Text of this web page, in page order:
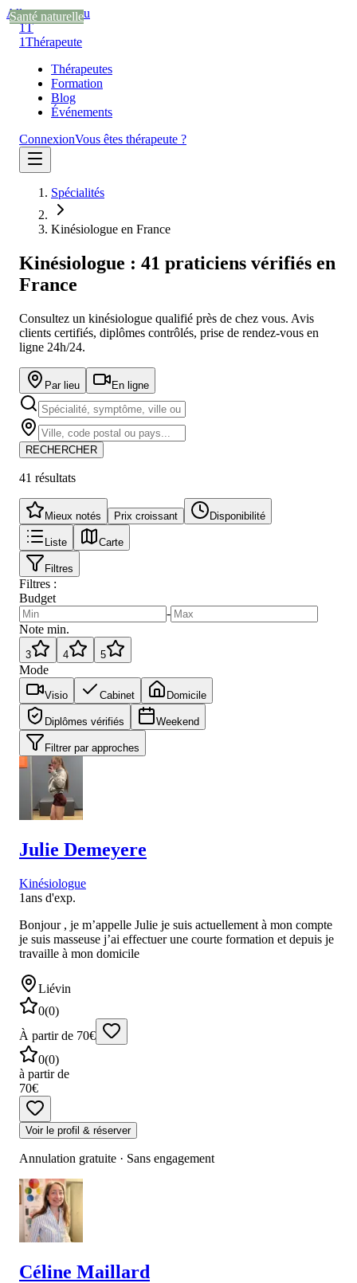
Aller au contenu
1T
1Thérapeute
Thérapeutes
Formation
Blog
Événements
ConnexionVous êtes thérapeute ?
Spécialités
Kinésiologue en France
Kinésiologue : 41 praticiens vérifiés en
France
Consultez un kinésiologue qualifié près de chez vous. Avis
clients certifiés, diplômes contrôlés, prise de rendez-vous en
ligne 24h/24.
Par lieu En ligne
RECHERCHER
41 résultats
Mieux notés Prix croissant Disponibilité
Liste Carte
Filtres
Filtres :
Budget
-
Note min.
3 4 5
Mode
Visio Cabinet Domicile
Diplômes vérifiés Weekend
Filtrer par approches
Julie Demeyere
Kinésiologue
1ans d'exp.
Bonjour , je m’appelle Julie je suis actuellement à mon compte
je suis masseuse j’ai effectuer une courte formation et depuis je
travaille à mon domicile
Liévin
0(0)
À partir de 70€
0(0)
à partir de
70€
Voir le profil & réserver
Annulation gratuite · Sans engagement
Céline Maillard
Santé naturelle
Santé naturelle
Santé naturelle
Santé naturelle